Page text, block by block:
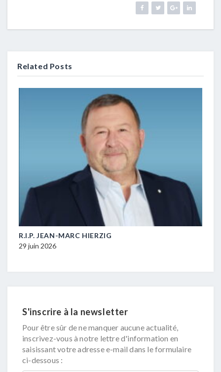
Related Posts
R.I.P. JEAN-MARC HIERZIG
29 juin 2026
S'inscrire à la newsletter
Pour être sûr de ne manquer aucune actualité,
inscrivez-vous à notre lettre d'information en
saisissant votre adresse e-mail dans le formulaire
ci-dessous :